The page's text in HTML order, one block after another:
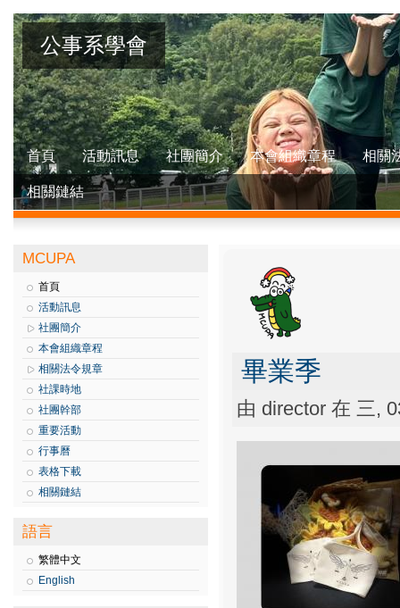
公事系學會
首頁 活動訊息 社團簡介 本會組織章程 相關
相關鏈結
MCUPA
首頁
活動訊息
社團簡介
本會組織章程
相關法令規章
社課時地
社團幹部
重要活動
行事曆
表格下載
相關鏈結
語言
繁體中文
English
畢業季
由 director在 三,